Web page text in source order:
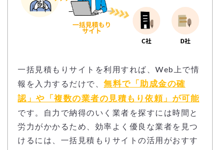
一括見積もりサイトを利用すれば、Web上で情
報を入力するだけで、 無料で「助成金の確
認」や「複数の業者の見積もり依頼」が可能
です。自力で納得のいく業者を探すには時間と
労力がかかるため、効率よく優良な業者を見つ
けるには、一括見積もりサイトの活用がおすす